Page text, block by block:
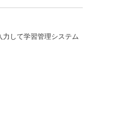
力して学習管理システム